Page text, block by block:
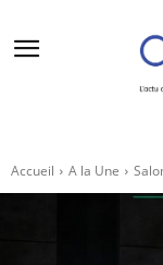
Accueil A la Une